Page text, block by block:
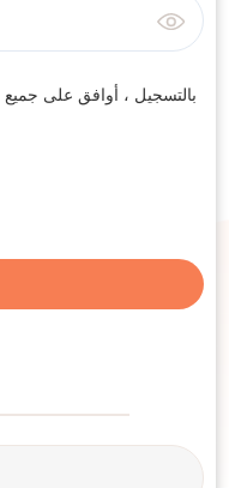
بالتسجيل ، أوافق على جميع